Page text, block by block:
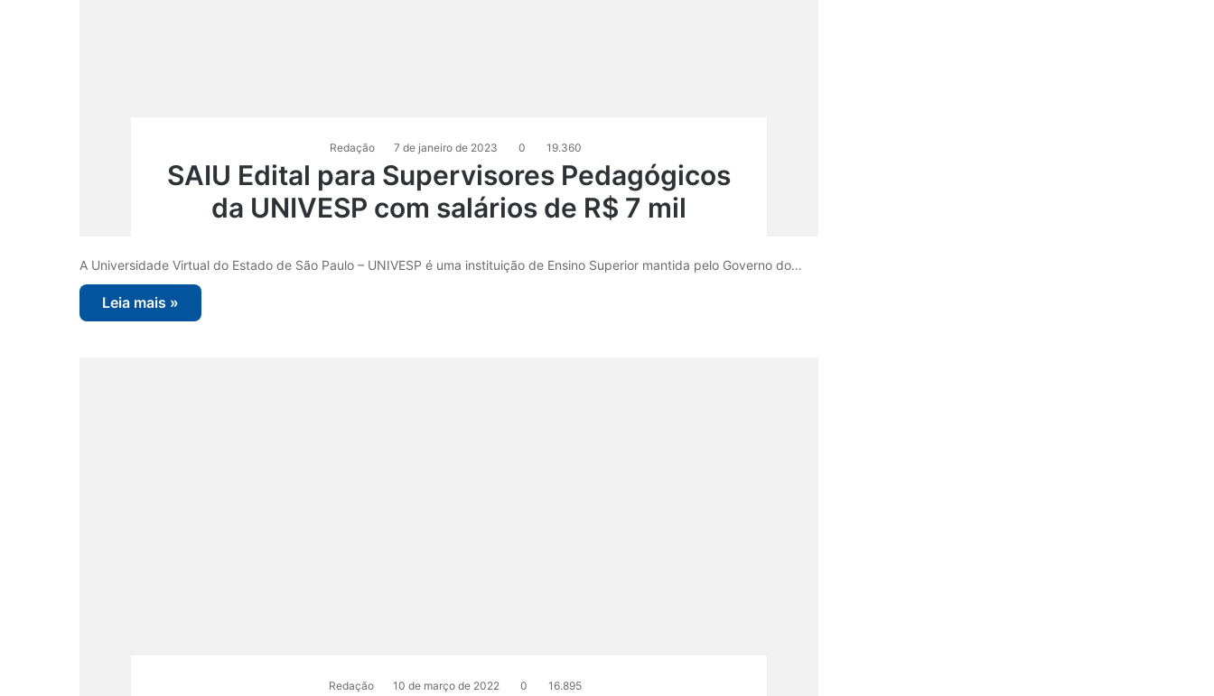
Redação 7 de janeiro de 2023 0 19.360
SAIU Edital para Supervisores Pedagógicos
da UNIVESP com salários de R$ 7 mil
A Universidade Virtual do Estado de São Paulo – UNIVESP é uma instituição de Ensino Superior mantida pelo Governo do…
Leia mais »
Redação 10 de março de 2022 0 16.895